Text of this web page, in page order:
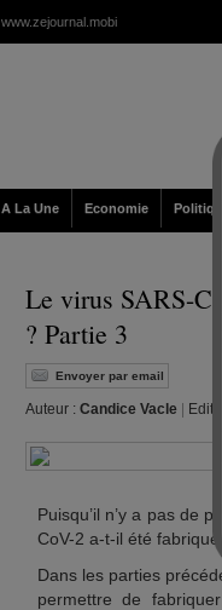
www.zejournal.mobi
A La Une Economie
Le virus SARS-
? Partie 3
Envoyer par email
Auteur : Candice Vacle
Puisqu’il n’y a pas de
CoV-2 a-t-il été fabriqué
Dans les parties
permettre de